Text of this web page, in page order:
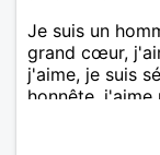
Je suis un
grand cœur,
j'aime, je suis
honnête,
pas les
amoureuse et